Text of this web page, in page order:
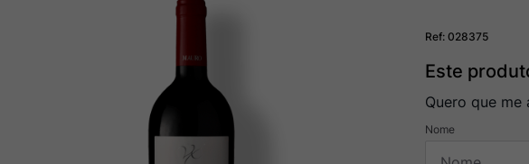
Ref:028375
Este
Quero que
Bodega Garzon
Ver Sacrum